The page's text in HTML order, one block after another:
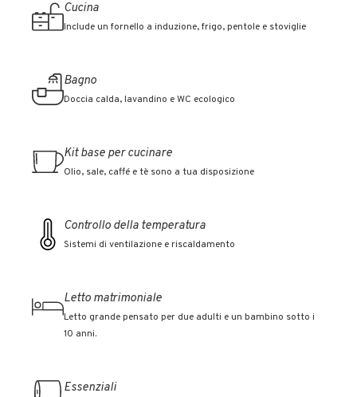
Cucina
Include un fornello a induzione, frigo, pentole e stoviglie
Bagno
Doccia calda, lavandino e WC ecologico
Kit base per cucinare
Olio, sale, caffé e tè sono a tua disposizione
Controllo della temperatura
Sistemi di ventilazione e riscaldamento
Letto matrimoniale
Letto grande pensato per due adulti e un bambino sotto i
10 anni.
Essenziali